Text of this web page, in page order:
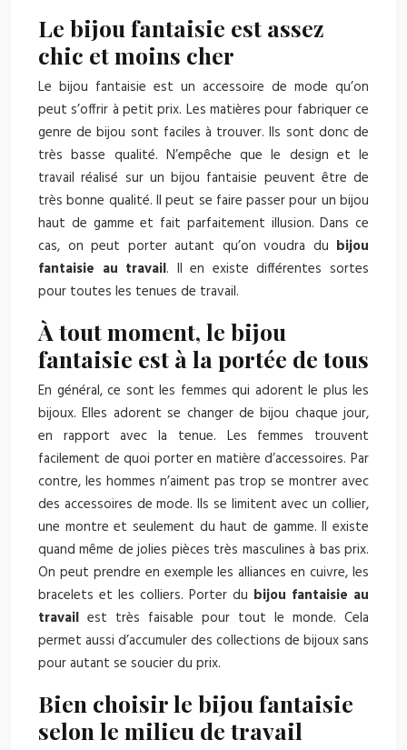
Le bijou fantaisie est assez
chic et moins cher
Le bijou fantaisie est un accessoire de mode qu’on
peut s’offrir à petit prix. Les matières pour fabriquer ce
genre de bijou sont faciles à trouver. Ils sont donc de
très basse qualité. N’empêche que le design et le
travail réalisé sur un bijou fantaisie peuvent être de
très bonne qualité. Il peut se faire passer pour un bijou
haut de gamme et fait parfaitement illusion. Dans ce
cas, on peut porter autant qu’on voudra du bijou
fantaisie au travail. Il en existe différentes sortes
pour toutes les tenues de travail.
À tout moment, le bijou
fantaisie est à la portée de tous
En général, ce sont les femmes qui adorent le plus les
bijoux. Elles adorent se changer de bijou chaque jour,
en rapport avec la tenue. Les femmes trouvent
facilement de quoi porter en matière d’accessoires. Par
contre, les hommes n’aiment pas trop se montrer avec
des accessoires de mode. Ils se limitent avec un collier,
une montre et seulement du haut de gamme. Il existe
quand même de jolies pièces très masculines à bas prix.
On peut prendre en exemple les alliances en cuivre, les
bracelets et les colliers. Porter du bijou fantaisie au
travail est très faisable pour tout le monde. Cela
permet aussi d’accumuler des collections de bijoux sans
pour autant se soucier du prix.
Bien choisir le bijou fantaisie
selon le milieu de travail